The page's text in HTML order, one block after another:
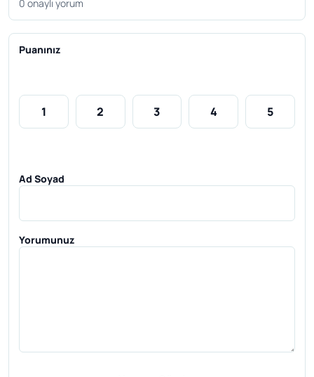
0 onaylı yorum
Puanınız
1 2 3 4 5
Ad Soyad
Yorumunuz